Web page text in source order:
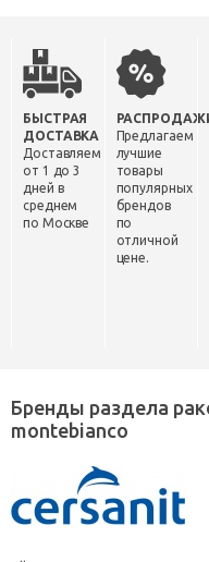
БЫСТРАЯ
ДОСТАВКА
Доставляем
от 1 до 3
дней в
среднем
по Москве
Предлагаем
лучшие
товары
популярных
брендов
по
отличной
цене.
Бренды раздела
montebianco